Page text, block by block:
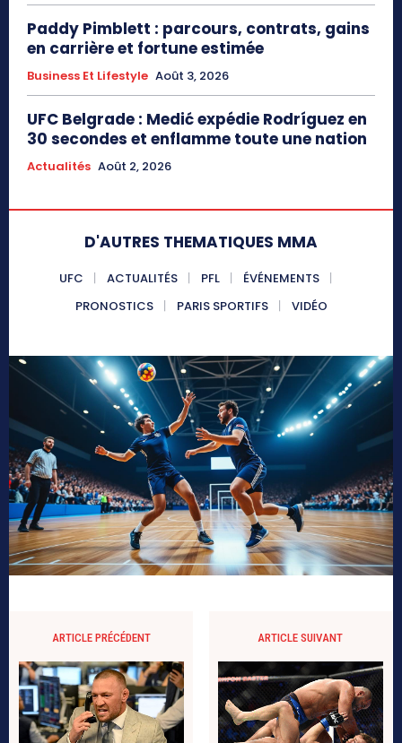
Paddy Pimblett : parcours, contrats, gains
en carrière et fortune estimée
Business Et Lifestyle Août 3, 2026
UFC Belgrade : Medić expédie Rodríguez en
30 secondes et enflamme toute une nation
Actualités Août 2, 2026
D'AUTRES THEMATIQUES MMA
UFC ACTUALITÉS PFL
ÉVÉNEMENTS
PRONOSTICS
PARIS SPORTIFS VIDÉO
ARTICLE PRÉCÉDENT ARTICLE SUIVANT